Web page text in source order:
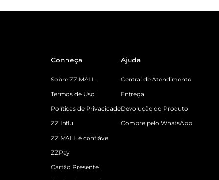
Conheça
Sobre ZZ MALL
Termos de Uso
Políticas de Privacidade
ZZ Influ
ZZ MALL é confiável
ZZPay
Cartão Presente
Ajuda
Central de Atendimento
Entrega
Devolução do Produto
Compre pelo WhatsApp